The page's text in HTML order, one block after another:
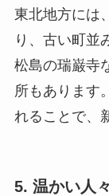
東北地方には
り、古い町並
松島の瑞巌寺
所もあります
れることで、
5. 温かい人